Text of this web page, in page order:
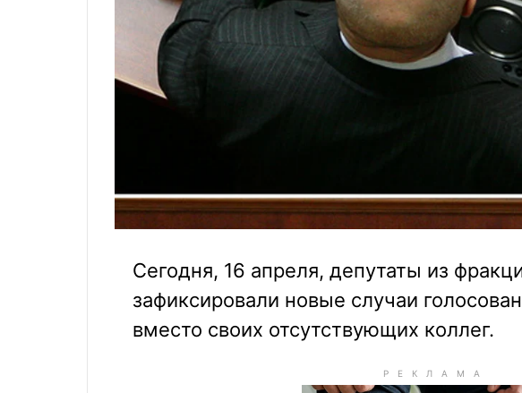
Сегодня, 16 апреля, депутаты из
зафиксировали новые случаи
вместо своих отсутствующих коллег.